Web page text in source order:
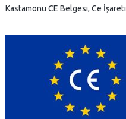
Kastamonu CE Belgesi, Ce İşareti